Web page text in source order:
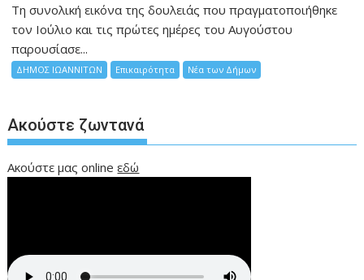
Τη συνολική εικόνα της δουλειάς που πραγματοποιήθηκε
τον Ιούλιο και τις πρώτες ημέρες του Αυγούστου
παρουσίασε...
ΔΗΜΟΣ ΙΩΑΝΝΙΤΩΝ Επικαιρότητα Νέα των Δήμων
Ακούστε ζωντανά
Ακούστε μας onlineεδώ